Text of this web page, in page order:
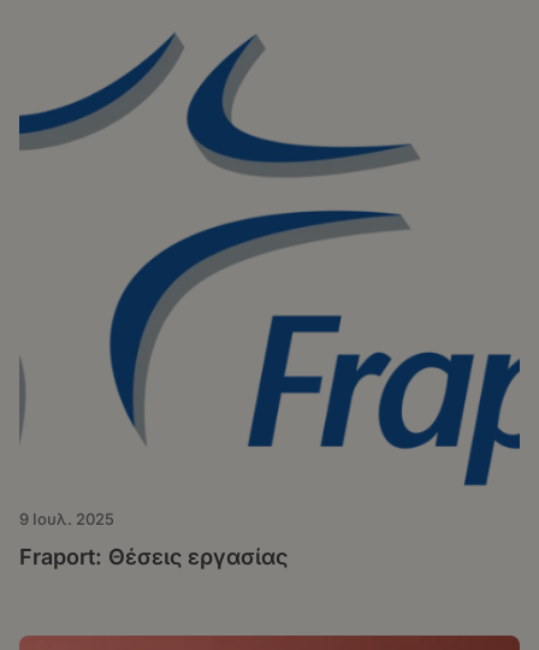
9 Ιουλ. 2025
Fraport: Θέσεις εργασίας